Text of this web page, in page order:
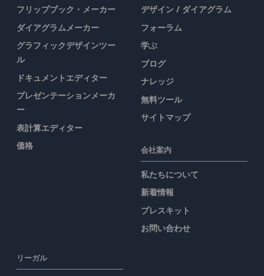
フリップブック・メーカー
ダイアグラムメーカー
グラフィックデザインツー
ル
ドキュメントエディター
プレゼンテーションメーカ
ー
表計算エディター
価格
デザイン / ダイアグラム
フォーラム
学ぶ
ブログ
ナレッジ
無料ツール
サイトマップ
会社案内
私たちについて
新着情報
プレスキット
お問い合わせ
リーガル